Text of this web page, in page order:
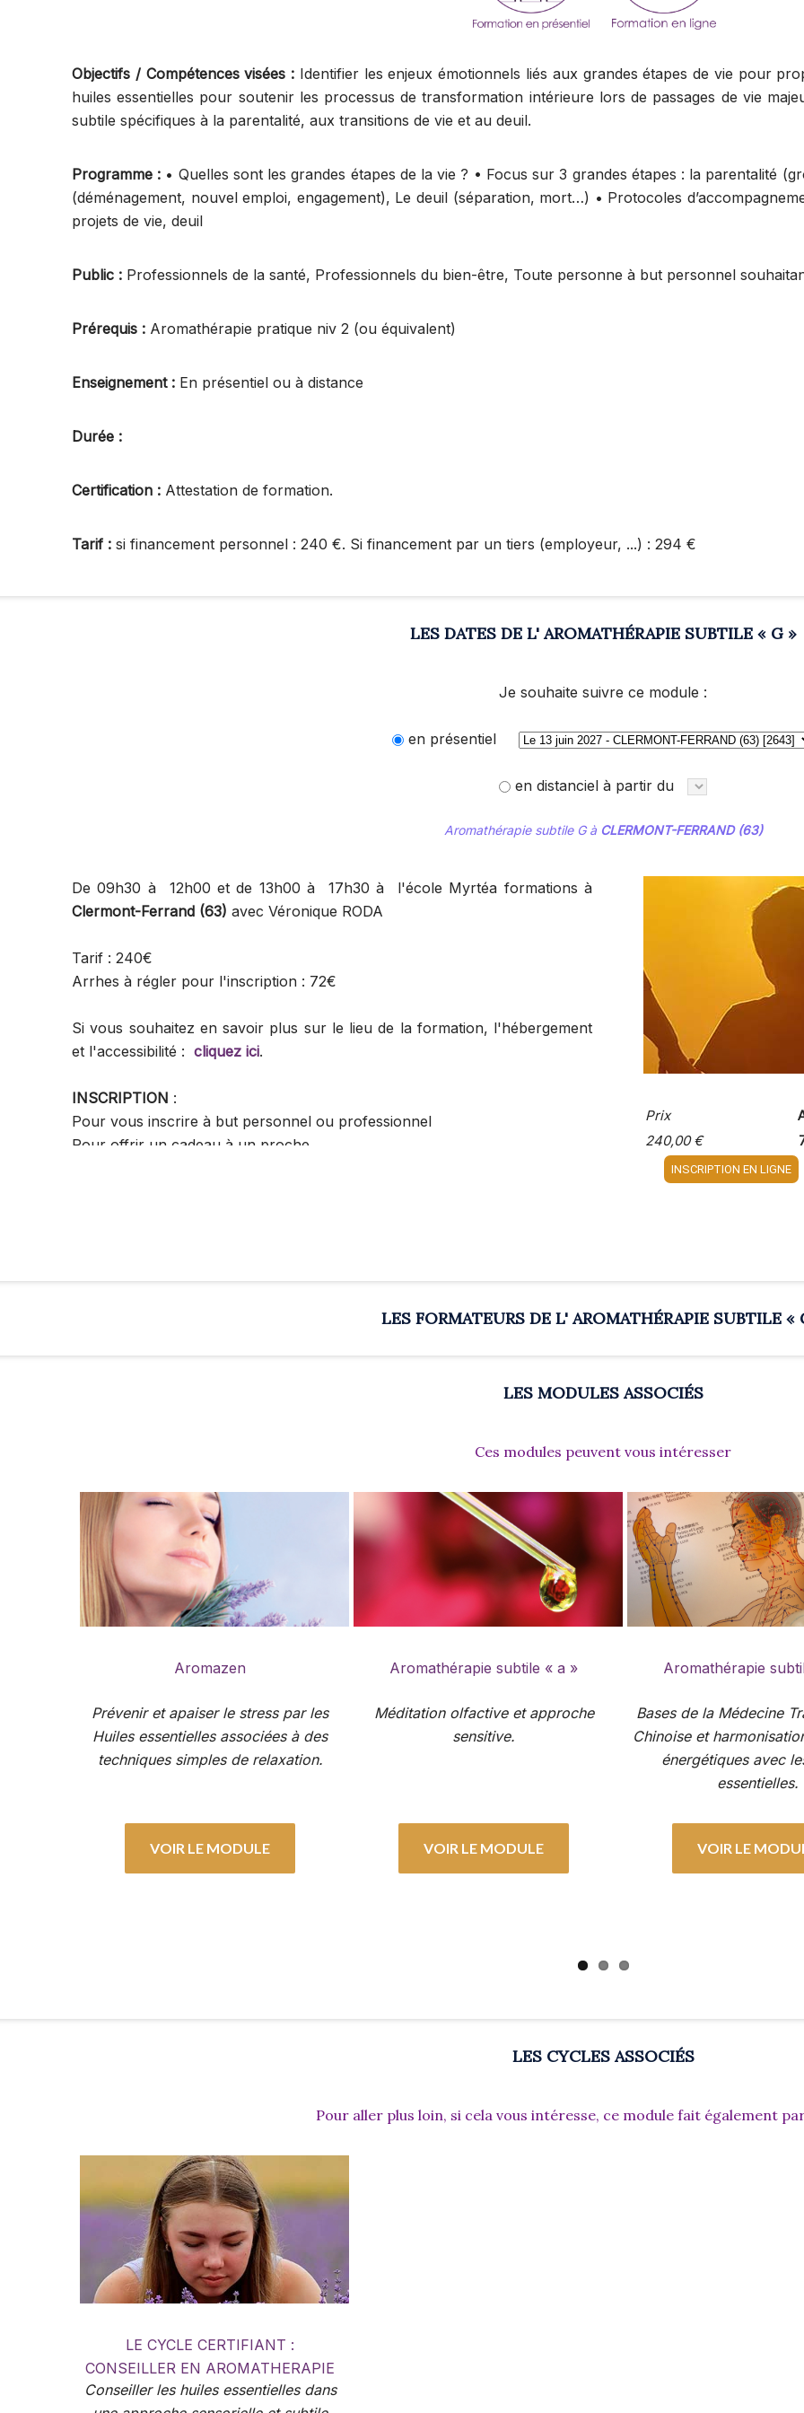
Objectifs / Compétences visées : Identifier les enjeux émotionnels liés aux grandes étapes de vie pour
huiles essentielles pour soutenir les processus de transformation intérieure lors de passages de vie
subtile spécifiques à la parentalité, aux transitions de vie et au deuil.
Programme : • Quelles sont les grandes étapes de la vie ? • Focus sur 3 grandes étapes : la parentalité
(déménagement, nouvel emploi, engagement), Le deuil (séparation, mort…) • Protocoles
projets de vie, deuil
Public : Professionnels de la santé, Professionnels du bien-être, Toute personne à but personnel
Prérequis : Aromathérapie pratique niv 2 (ou équivalent)
Enseignement : En présentiel ou à distance
Durée :
Certification : Attestation de formation.
Tarif : si financement personnel : 240 €. Si financement par un tiers (employeur, ...) : 294 €
LES DATES DE L' AROMATHÉRAPIE SUBTILE « G »
Je souhaite suivre ce module :
en présentiel
en distanciel à partir du
Aromathérapie subtile G à CLERMONT-FERRAND (63)
De 09h30 à 12h00 et de 13h00 à 17h30 à l'école Myrtéa formations à
Clermont-Ferrand (63) avec Véronique RODA
Tarif : 240€
Arrhes à régler pour l'inscription : 72€
Si vous souhaitez en savoir plus sur le lieu de la formation, l'hébergement
et l'accessibilité : cliquez ici.
INSCRIPTION :
Pour vous inscrire à but personnel ou professionnel
Pour offrir un cadeau à un proche
Prix
240,00 €
LES FORMATEURS DE L' AROMATHÉRAPIE SUBTILE «
LES MODULES ASSOCIÉS
Ces modules peuvent vous intéresser
Aromazen
Prévenir et apaiser le stress par les
Huiles essentielles associées à des
techniques simples de relaxation.
VOIR LE MODULE
Aromathérapie subtile « a »
Méditation olfactive et approche
sensitive.
VOIR LE MODULE
Aromathérapie
Bases de la Médecine
Chinoise et
énergétiques avec
essentielles.
VOIR LE
LES CYCLES ASSOCIÉS
Pour aller plus loin, si cela vous intéresse, ce module fait également
LE CYCLE CERTIFIANT :
CONSEILLER EN AROMATHERAPIE
SUBTILE
Conseiller les huiles essentielles dans